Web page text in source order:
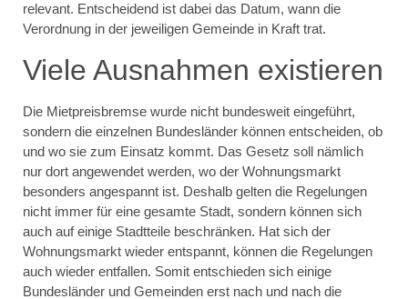
relevant. Entscheidend ist dabei das Datum, wann die
Verordnung in der jeweiligen Gemeinde in Kraft trat.
Viele Ausnahmen existieren
Die Mietpreisbremse wurde nicht bundesweit eingeführt,
sondern die einzelnen Bundesländer können entscheiden, ob
und wo sie zum Einsatz kommt. Das Gesetz soll nämlich
nur dort angewendet werden, wo der Wohnungsmarkt
besonders angespannt ist. Deshalb gelten die Regelungen
nicht immer für eine gesamte Stadt, sondern können sich
auch auf einige Stadtteile beschränken. Hat sich der
Wohnungsmarkt wieder entspannt, können die Regelungen
auch wieder entfallen. Somit entschieden sich einige
Bundesländer und Gemeinden erst nach und nach die